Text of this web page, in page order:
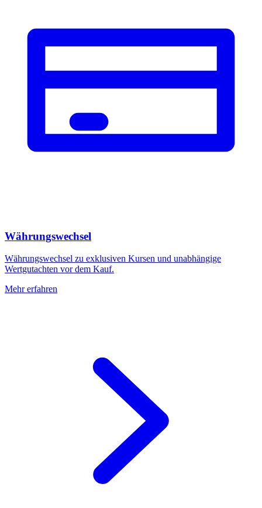
Währungswechsel
Währungswechsel zu exklusiven Kursen und unabhängige
Wertgutachten vor dem Kauf.
Mehr erfahren